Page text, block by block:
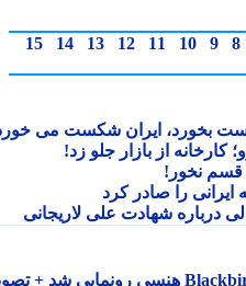
9
10
11
12
13
14
15
ایران شکست می خورد
از بازار جلو زد!
نخور!
را صادر کرد
شهادت علی لاریجانی